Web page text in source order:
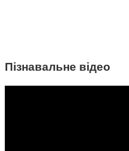
Пізнавальне відео